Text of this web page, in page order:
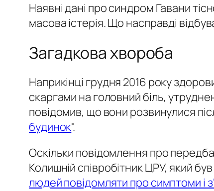
Наявні дані про синдром Гавани
масова істерія. Що насправді
Загадкова хвороба
Наприкінці грудня 2016 року
скаргами на головний біль,
повідомив, що вони розвинулися
будинок".
Оскільки повідомлення про
Колишній співробітник ЦРУ, який
людей повідомляти про симптоми і